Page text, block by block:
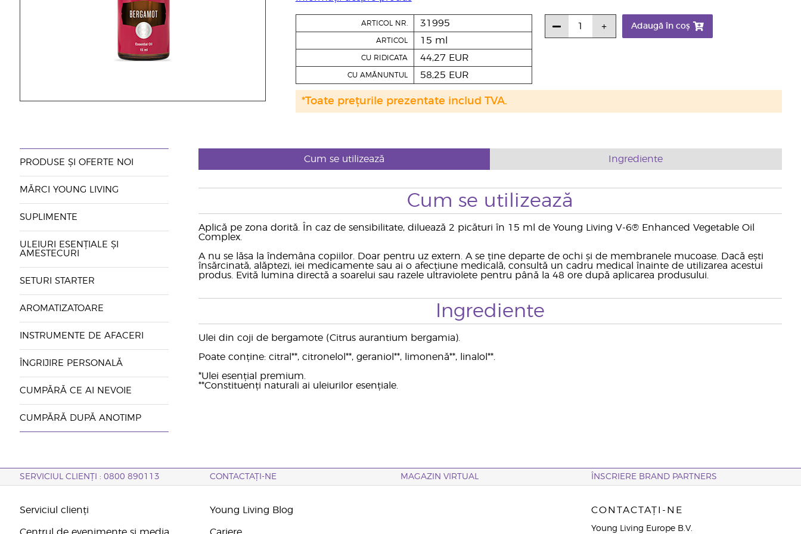
ARTICOL NR. 31995
ARTICOL 15 ml
CU RIDICATA 44,27 EUR
CU AMĂNUNTUL 58,25 EUR
Adaugă în coș
*Toate prețurile prezentate includ TVA.
PRODUSE ȘI OFERTE NOI
MĂRCI YOUNG LIVING
SUPLIMENTE
ULEIURI ESENȚIALE ȘI
AMESTECURI
SETURI STARTER
AROMATIZATOARE
INSTRUMENTE DE AFACERI
ÎNGRIJIRE PERSONALĂ
CUMPĂRĂ CE AI NEVOIE
CUMPĂRĂ DUPĂ ANOTIMP
Cum se utilizează Ingrediente
Cum se utilizează
Aplică pe zona dorită. În caz de sensibilitate, diluează 2 picături în 15 ml de Young Living V-6® Enhanced Vegetable Oil
Complex.
A nu se lăsa la îndemâna copiilor. Doar pentru uz extern. A se ține departe de ochi și de membranele mucoase. Dacă ești
însărcinată, alăptezi, iei medicamente sau ai o afecțiune medicală, consultă un cadru medical înainte de utilizarea acestui
produs. Evită lumina directă a soarelui sau razele ultraviolete pentru până la 48 ore după aplicarea produsului.
Ingrediente
Ulei din coji de bergamote (Citrus aurantium bergamia).
Poate conține: citral**, citronelol**, geraniol**, limonenă**, linalol**.
*Ulei esențial premium.
**Constituenți naturali ai uleiurilor esențiale.
SERVICIUL CLIENȚI : 0800 890113 CONTACTAȚI-NE MAGAZIN VIRTUAL ÎNSCRIERE BRAND PARTNERS
Serviciul clienți Young Living Blog CONTACTAȚI-NE
Young Living Europe B.V.